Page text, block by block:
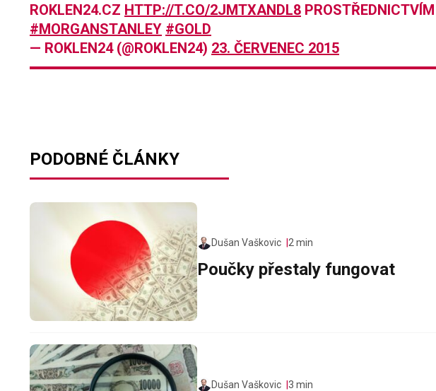
ROKLEN24.CZ HTTP://T.CO/2JMTXANDL8 PROSTŘEDNICTVÍM
#MORGANSTANLEY #GOLD
— ROKLEN24 (@ROKLEN24) 23. ČERVENEC 2015
PODOBNÉ ČLÁNKY
Dušan Vaškovic 2 min
Poučky přestaly fungovat
Dušan Vaškovic 3 min